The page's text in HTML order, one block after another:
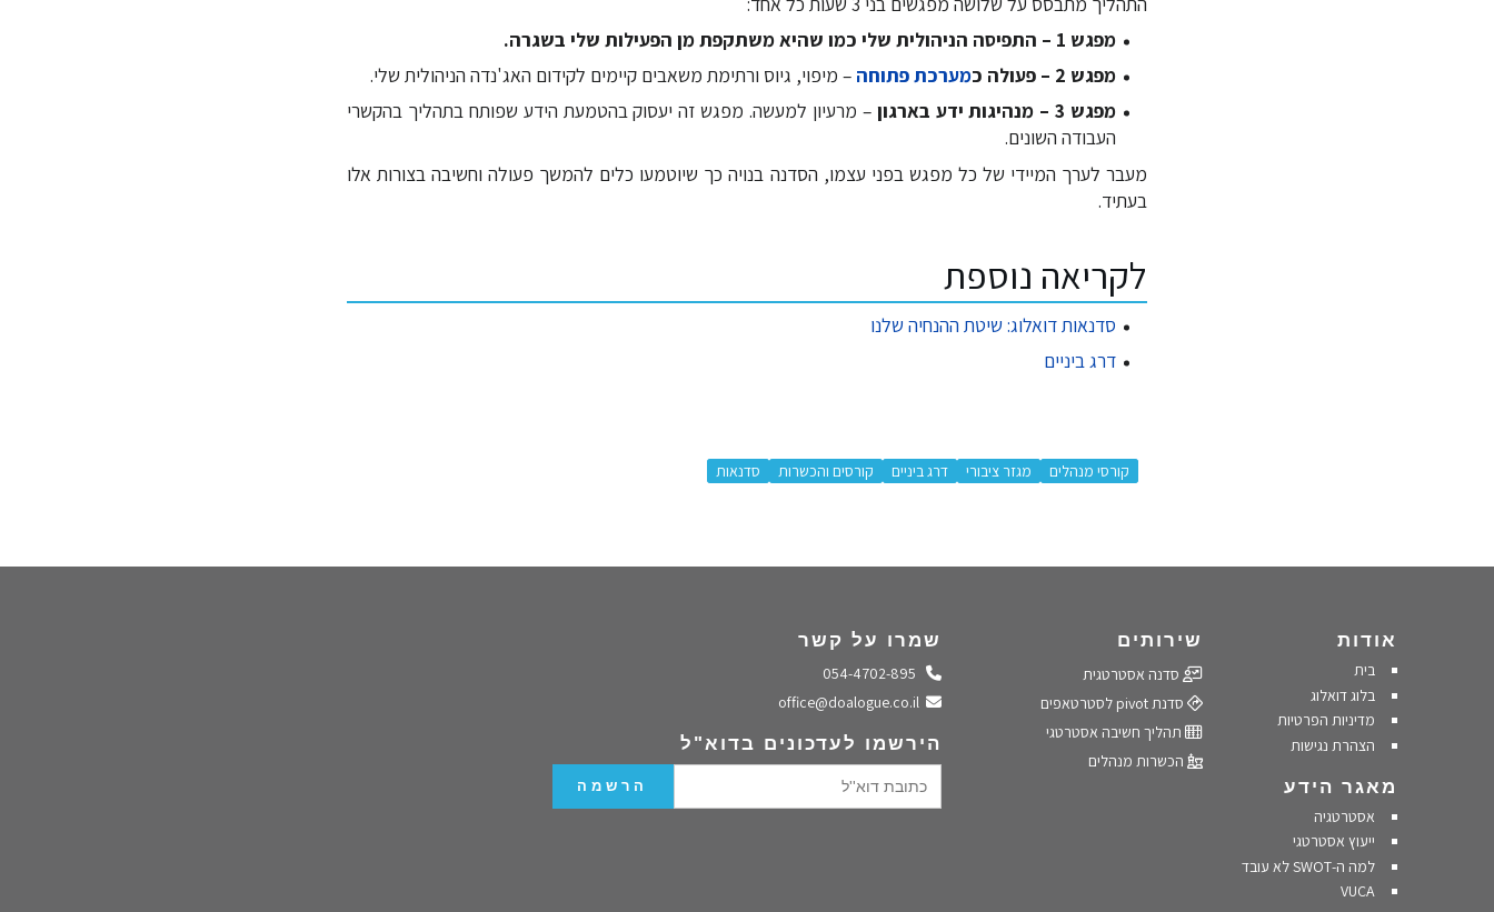
מפגש 1 – התפיסה הניהולית שלי כמו שהיא משתקפת מן הפעילות שלי בשגרה.
מפגש 2 – פעולה כ
מערכת פתוחה – מיפוי, גיוס ורתימת משאבים קיימים לקידום האג'נדה הניהולית שלי.
מפגש 3 – מנהיגות ידע בארגון
– מרעיון למעשה. מפגש זה יעסוק בהטמעת הידע שפותח בתהליך בהקשרי
העבודה השונים.
מעבר לערך המיידי של כל מפגש בפני עצמו, הסדנה בנויה כך שיוטמעו כלים להמשך פעולה וחשיבה בצורות אלו
בעתיד.
לקריאה נוספת
סדנאות דואלוג: שיטת ההנחיה שלנו
דרג ביניים
קורסי מנהלים
מגזר ציבורי דרג ביניים קורסים והכשרות סדנאות
אודות
בית
בלוג דואלוג
מדיניות הפרטיות
הצהרת נגישות
מאגר הידע
אסטרטגיה
ייעוץ אסטרטגי
למה ה-SWOT לא עובד
VUCA
שירותים
סדנה אסטרטגית
סדנת pivot לסטרטאפים
תהליך חשיבה אסטרטגי
הכשרות מנהלים
שמרו על קשר
התקשרו אלינו
שלחו מייל
הירשמו לעדכונים בדוא"ל